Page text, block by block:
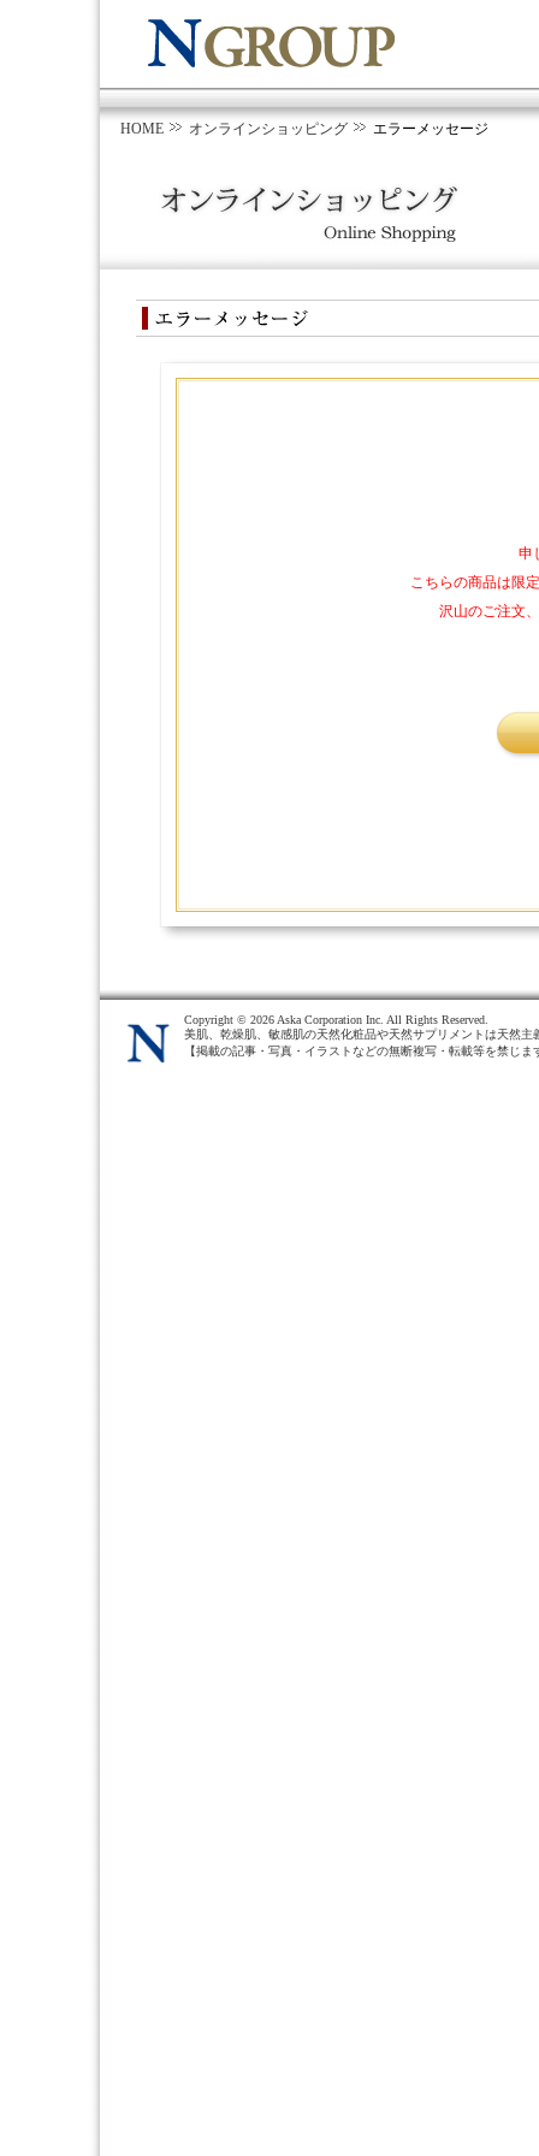
HOME オンラインショッピング エラーメッセージ
申
こちらの商品は限
沢山のご注文
Copyright © 2026 Aska Corporation Inc. All Rights Reserved.
美肌、乾燥肌、敏感肌の天然化粧品や天然サプリメントは天然主
【掲載の記事・写真・イラストなどの無断複写・転載等を禁じま